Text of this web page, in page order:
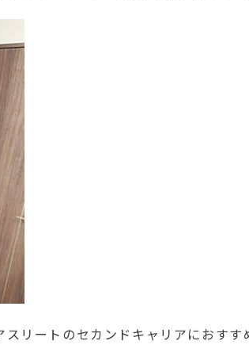
リートのセカンドキャリアにおすす